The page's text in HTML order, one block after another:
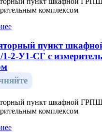
пункт
2-У1-СГ с